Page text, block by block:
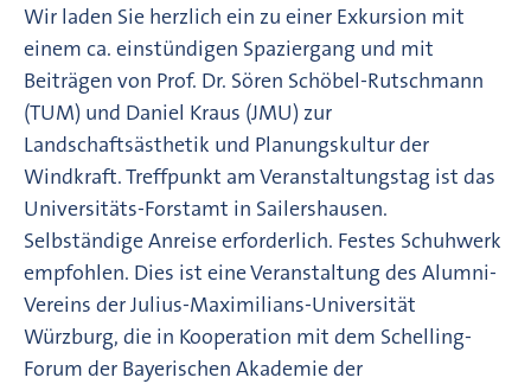
Wir laden Sie herzlich ein zu einer Exkursion mit
einem ca. einstündigen Spaziergang und mit
Beiträgen von Prof. Dr. Sören Schöbel-Rutschmann
(TUM) und Daniel Kraus (JMU) zur
Landschaftsästhetik und Planungskultur der
Windkraft. Treffpunkt am Veranstaltungstag ist das
Universitäts-Forstamt in Sailershausen.
Selbständige Anreise erforderlich. Festes Schuhwerk
empfohlen. Dies ist eine Veranstaltung des Alumni-
Vereins der Julius-Maximilians-Universität
Würzburg, die in Kooperation mit dem Schelling-
Forum der Bayerischen Akademie der